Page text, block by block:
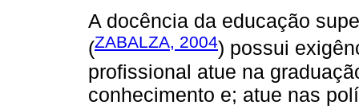
A docência da educação
(ZABALZA, 2004) possui
profissional atue na
conhecimento e; atue nas